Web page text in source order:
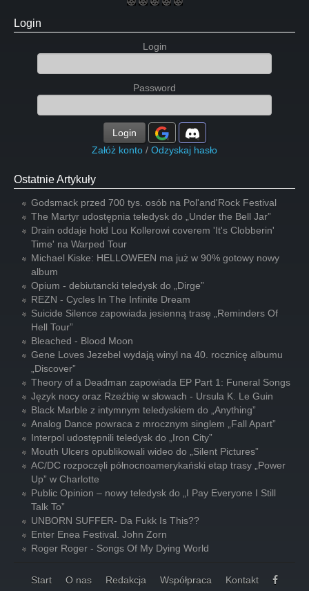
Login
Login
Password
Login
Załóż konto / Odzyskaj hasło
Ostatnie Artykuły
Godsmack przed 700 tys. osób na Pol'and'Rock Festival
The Martyr udostępnia teledysk do „Under the Bell Jar”
Drain oddaje hołd Lou Kollerowi coverem 'It's Clobberin'
Time' na Warped Tour
Michael Kiske: HELLOWEEN ma już w 90% gotowy nowy
album
Opium - debiutancki teledysk do „Dirge”
REZN - Cycles In The Infinite Dream
Suicide Silence zapowiada jesienną trasę „Reminders Of
Hell Tour”
Bleached - Blood Moon
Gene Loves Jezebel wydają winyl na 40. rocznicę albumu
„Discover”
Theory of a Deadman zapowiada EP Part 1: Funeral Songs
Język nocy oraz Rzeźbię w słowach - Ursula K. Le Guin
Black Marble z intymnym teledyskiem do „Anything”
Analog Dance powraca z mrocznym singlem „Fall Apart”
Interpol udostępnili teledysk do „Iron City”
Mouth Ulcers opublikowali wideo do „Silent Pictures”
AC/DC rozpoczęli północnoamerykański etap trasy „Power
Up” w Charlotte
Public Opinion – nowy teledysk do „I Pay Everyone I Still
Talk To”
UNBORN SUFFER- Da Fukk Is This??
Enter Enea Festival. John Zorn
Roger Roger - Songs Of My Dying World
Start O nas Redakcja Współpraca Kontakt